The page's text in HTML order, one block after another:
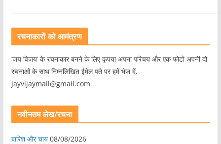
रचनाकारों को आमंत्रण
‘जय विजय’ के रचनाकार बनने के लिए कृपया अपना परिचय और एक फोटो अपनी दो
रचनाओं के साथ निम्नलिखित ईमेल पते पर हमें भेज दें.
jayvijaymail@gmail.com
नवीनतम लेख/रचना
बारिश और चाय 08/08/2026